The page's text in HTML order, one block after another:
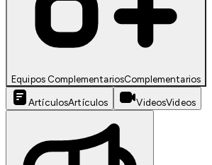
Equipos ComplementariosComplementarios
ArtículosArtículos VideosVideos